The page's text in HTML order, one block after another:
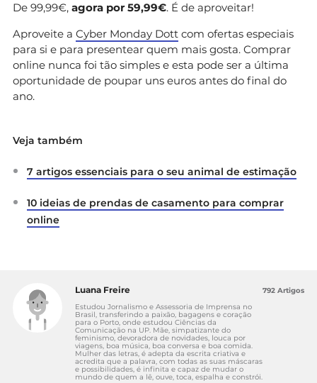
De 99,99€, agora por 59,99€. É de aproveitar!
Aproveite a Cyber Monday Dott com ofertas especiais
para si e para presentear quem mais gosta. Comprar
online nunca foi tão simples e esta pode ser a última
oportunidade de poupar uns euros antes do final do
ano.
Veja também
7 artigos essenciais para o seu animal de estimação
10 ideias de prendas de casamento para comprar
online
Luana Freire
Estudou Jornalismo e Assessoria de Imprensa no
Brasil, transferindo a paixão, bagagens e coração
para o Porto, onde estudou Ciências da
Comunicação na UP. Mãe, simpatizante do
feminismo, devoradora de novidades, louca por
viagens, boa música, boa conversa e boa comida.
Mulher das letras, é adepta da escrita criativa e
acredita que a palavra, com todas as suas máscaras
e possibilidades, é infinita e capaz de mudar o
mundo de quem a lê, ouve, toca, espalha e constrói.
792 Artigos